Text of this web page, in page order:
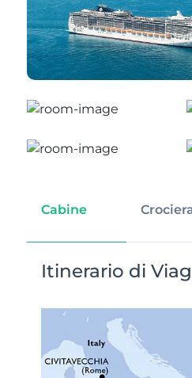
Cabine
Itinerario di